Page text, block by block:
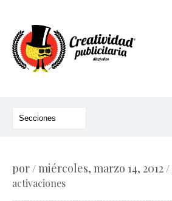
por /miércoles, marzo 14, 2012 /
activaciones